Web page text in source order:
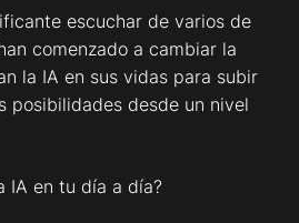
escuchar de varios de
comenzado a cambiar la
la IA en sus vidas para subir
posibilidades desde un nivel
IA en tu día a día?